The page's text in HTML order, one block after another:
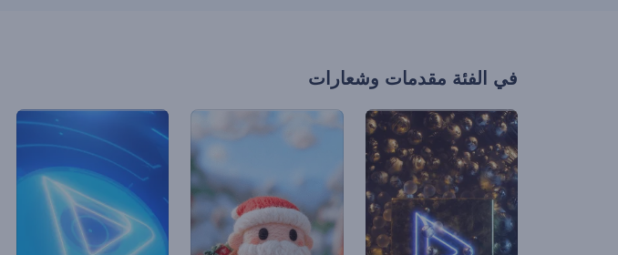
في الفئة مقدمات وشعارات